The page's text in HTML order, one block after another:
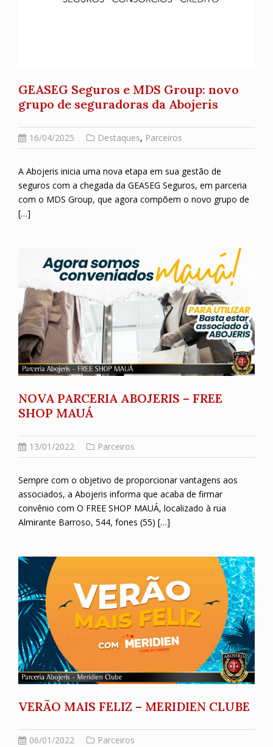
GEASEG Seguros e MDS Group: novo
grupo de seguradoras da Abojeris
16/04/2025 Destaques, Parceiros
A Abojeris inicia uma nova etapa em sua gestão de
seguros com a chegada da GEASEG Seguros, em parceria
com o MDS Group, que agora compõem o novo grupo de
[…]
NOVA PARCERIA ABOJERIS – FREE
SHOP MAUÁ
13/01/2022 Parceiros
Sempre com o objetivo de proporcionar vantagens aos
associados, a Abojeris informa que acaba de firmar
convênio com O FREE SHOP MAUÁ, localizado à rua
Almirante Barroso, 544, fones (55) […]
VERÃO MAIS FELIZ – MERIDIEN CLUBE
06/01/2022 Parceiros